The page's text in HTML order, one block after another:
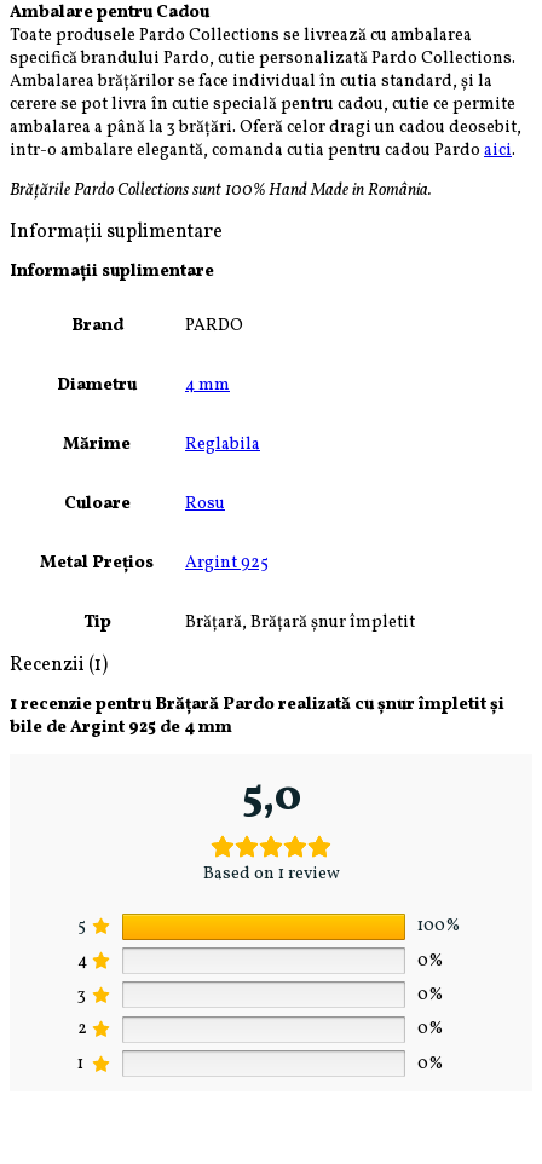
Ambalare pentru Cadou
Toate produsele Pardo Collections se livrează cu ambalarea
specifică brandului Pardo, cutie personalizată Pardo Collections.
Ambalarea brățărilor se face individual în cutia standard, și la
cerere se pot livra în cutie specială pentru cadou, cutie ce permite
ambalarea a până la 3 brățări. Oferă celor dragi un cadou deosebit,
intr-o ambalare elegantă, comanda cutia pentru cadou Pardo aici.
Brățările Pardo Collections sunt 100%HandMade in România.
Informații suplimentare
Informații suplimentare
Brand PARDO
Diametru 4 mm
Mărime Reglabila
Culoare Rosu
Metal Prețios Argint 925
Tip Brățară, Brățară șnur împletit
Recenzii (1)
1 recenzie pentruBrățară Pardo realizată cu șnur împletit și
bile de Argint 925 de 4 mm
5,0
Based on 1 review
5
100%
4
0%
3
0%
2
0%
1
0%